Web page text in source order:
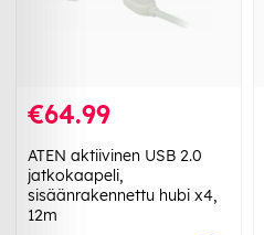
€64.99
ATEN aktiivinen USB 2.0
jatkokaapeli,
sisäänrakennettu hubi x4,
12m